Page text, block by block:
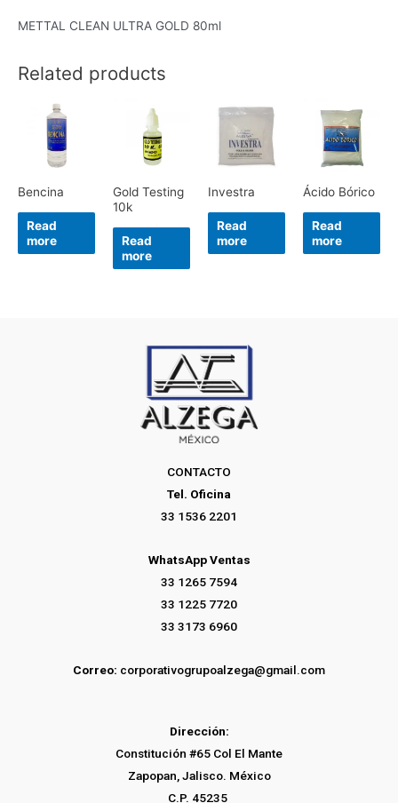
METTAL CLEAN ULTRA GOLD 80ml
Related products
Bencina
Read
more
Gold Testing
10k
Read
more
Investra
Read
more
Ácido Bórico
Read
more
CONTACTO
Tel. Oficina
33 1536 2201
WhatsApp Ventas
33 1265 7594
33 1225 7720
33 3173 6960
Correo: corporativogrupoalzega@gmail.com
Dirección:
Constitución #65 Col El Mante
Zapopan, Jalisco. México
C.P. 45235